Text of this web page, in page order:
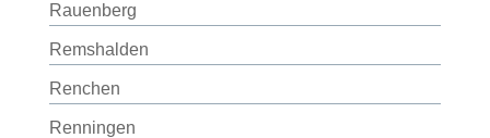
Rauenberg
Remshalden
Renchen
Renningen